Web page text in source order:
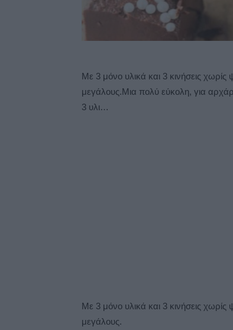
Με 3 μόνο υλικά και 3 κινήσεις χωρίς
μεγάλους.Μια πολύ εύκολη, για
3 υλι…
Με 3 μόνο υλικά και 3 κινήσεις
μεγάλους.